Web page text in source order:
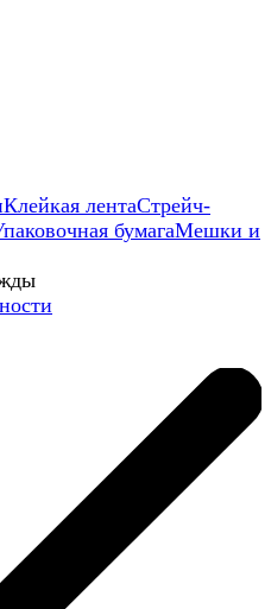
Клейкая лентаСтрейч-
бумагаМешки и